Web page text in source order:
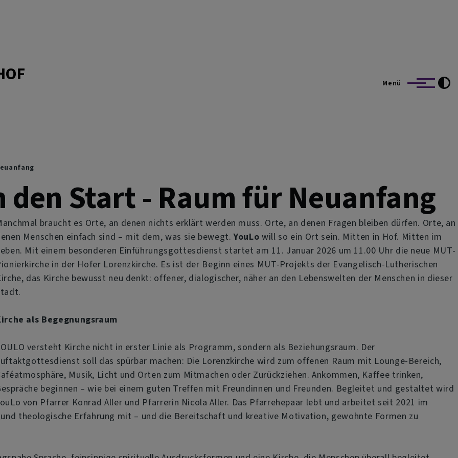
Menü
den Start - Raum für Neuanfang
braucht es Orte, an denen nichts erklärt werden muss. Orte, an denen Fragen bleiben dürfen. Orte, an
Menschen einfach sind – mit dem, was sie bewegt.YouLo will so ein Ort sein. Mitten in Hof. Mitten im
Mit einem besonderen Einführungsgottesdienst startet am 11. Januar 2026 um 11.00 Uhr die neue MUT-
in der Hofer Lorenzkirche. Es ist der Beginn eines MUT-Projekts der Evangelisch-Lutherischen
das Kirche bewusst neu denkt: offener, dialogischer, näher an den Lebenswelten der Menschen in dieser
als Begegnungsraum
versteht Kirche nicht in erster Linie als Programm, sondern als Beziehungsraum. Der
soll das spürbar machen: Die Lorenzkirche wird zum offenen Raum mit Lounge-Bereich,
Musik, Licht und Orten zum Mitmachen oder Zurückziehen. Ankommen, Kaffee trinken,
beginnen – wie bei einem guten Treffen mit Freundinnen und Freunden. Begleitet und gestaltet wird
von Pfarrer Konrad Aller und Pfarrerin Nicola Aller. Das Pfarrehepaar lebt und arbeitet seit 2021 im
theologische Erfahrung mit – und die Bereitschaft und kreative Motivation, gewohnte Formen zu